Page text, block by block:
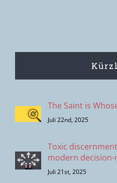
The Saint is
Juli 22nd, 2025
Toxic
modern decision-
Juli 21st, 2025